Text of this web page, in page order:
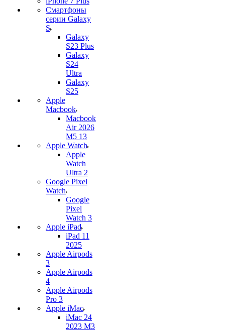
Смартфоны
серии Galaxy
S
Galaxy
S23 Plus
Galaxy
S24
Ultra
Galaxy
S25
Apple
Macbook
Macbook
Air 2026
M5 13
Apple Watch
Apple
Watch
Ultra 2
Google Pixel
Watch
Google
Pixel
Watch 3
Apple iPad
iPad 11
2025
Apple Airpods
3
Apple Airpods
4
Apple Airpods
Pro 3
Apple iMac
iMac 24
2023 M3